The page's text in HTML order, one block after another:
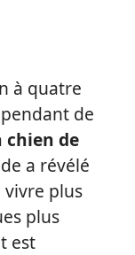
à quatre
de
chien de
a révélé
vivre plus
plus
est